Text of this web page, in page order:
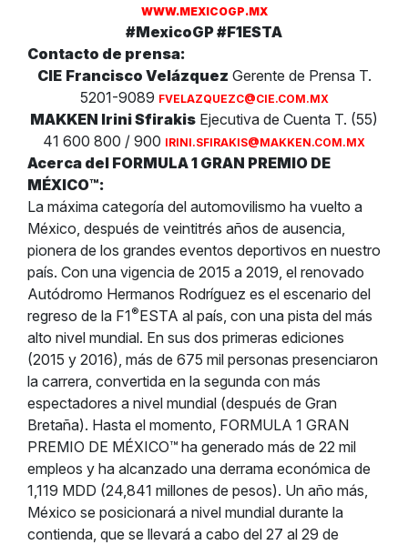
WWW.MEXICOGP.MX
#MexicoGP #F1ESTA
Contacto de prensa:
CIE Francisco Velázquez Gerente de Prensa T.
5201-9089 FVELAZQUEZC@CIE.COM.MX
MAKKEN Irini Sfirakis Ejecutiva de Cuenta T. (55)
41 600 800 / 900 IRINI.SFIRAKIS@MAKKEN.COM.MX
Acerca del FORMULA 1 GRAN PREMIO DE
MÉXICO™:
La máxima categoría del automovilismo ha vuelto a
México, después de veintitrés años de ausencia,
pionera de los grandes eventos deportivos en nuestro
país. Con una vigencia de 2015 a 2019, el renovado
Autódromo Hermanos Rodríguez es el escenario del
regreso de la F1®ESTA al país, con una pista del más
alto nivel mundial. En sus dos primeras ediciones
(2015 y 2016), más de 675 mil personas presenciaron
la carrera, convertida en la segunda con más
espectadores a nivel mundial (después de Gran
Bretaña). Hasta el momento, FORMULA 1 GRAN
PREMIO DE MÉXICO™ ha generado más de 22 mil
empleos y ha alcanzado una derrama económica de
1,119 MDD (24,841 millones de pesos). Un año más,
México se posicionará a nivel mundial durante la
contienda, que se llevará a cabo del 27 al 29 de